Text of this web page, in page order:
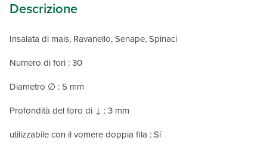
Descrizione
Insalata di mais, Ravanello, Senape, Spinaci
Numero di fori : 30
Diametro ∅ : 5 mm
Profondità del foro di ↓ : 3 mm
utilizzabile con il vomere doppia fila : Sí